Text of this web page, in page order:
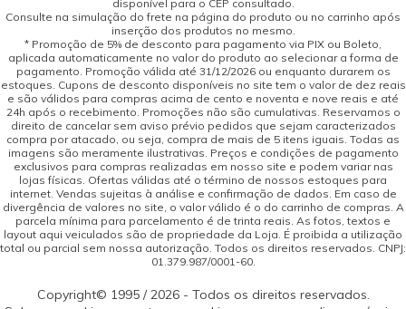
disponível para o CEP consultado.
Consulte na simulação do frete na página do produto ou no carrinho após
inserção dos produtos no mesmo.
* Promoção de 5% de desconto para pagamento via PIX ou Boleto,
aplicada automaticamente no valor do produto ao selecionar a forma de
pagamento. Promoção válida até 31/12/2026 ou enquanto durarem os
estoques. Cupons de desconto disponíveis no site tem o valor de dez reais
e são válidos para compras acima de cento e noventa e nove reais e até
24h após o recebimento. Promoções não são cumulativas. Reservamos o
direito de cancelar sem aviso prévio pedidos que sejam caracterizados
compra por atacado, ou seja, compra de mais de 5 itens iguais. Todas as
imagens são meramente ilustrativas. Preços e condições de pagamento
exclusivos para compras realizadas em nosso site e podem variar nas
lojas físicas. Ofertas válidas até o término de nossos estoques para
internet. Vendas sujeitas à análise e confirmação de dados. Em caso de
divergência de valores no site, o valor válido é o do carrinho de compras. A
parcela mínima para parcelamento é de trinta reais. As fotos, textos e
layout aqui veiculados são de propriedade da Loja. É proibida a utilização
total ou parcial sem nossa autorização. Todos os direitos reservados. CNPJ:
01.379.987/0001-60.
Copyright© 1995 / 2026 - Todos os direitos reservados.